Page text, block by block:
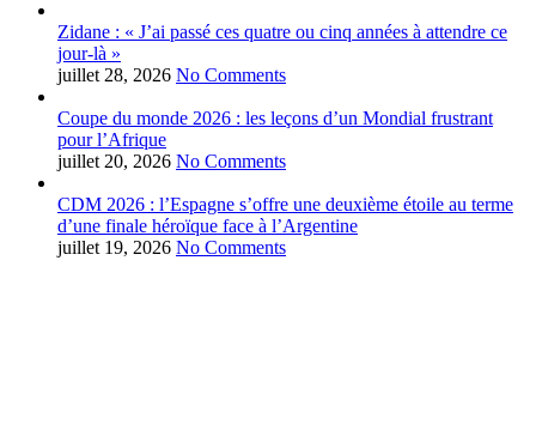
Zidane : « J’ai passé ces quatre ou cinq années à attendre ce
jour-là »
juillet 28, 2026 No Comments
Coupe du monde 2026 : les leçons d’un Mondial frustrant
pour l’Afrique
juillet 20, 2026 No Comments
CDM 2026 : l’Espagne s’offre une deuxième étoile au terme
d’une finale héroïque face à l’Argentine
juillet 19, 2026 No Comments